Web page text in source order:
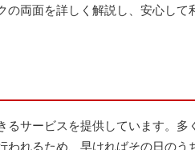
の両面を詳しく解説し、安心して
るサービスを提供しています。多
れるため、早ければその日のう